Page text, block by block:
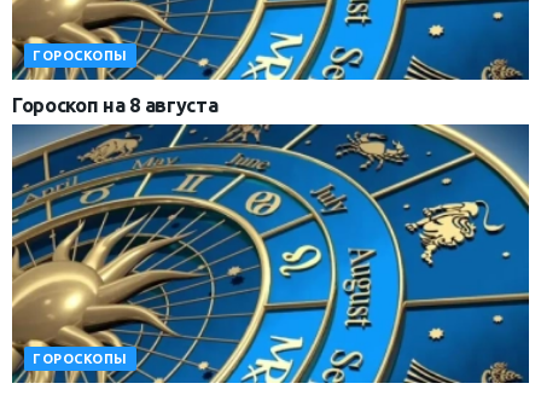
ГОРОСКОПЫ
Гороскоп на 8 августа
ГОРОСКОПЫ